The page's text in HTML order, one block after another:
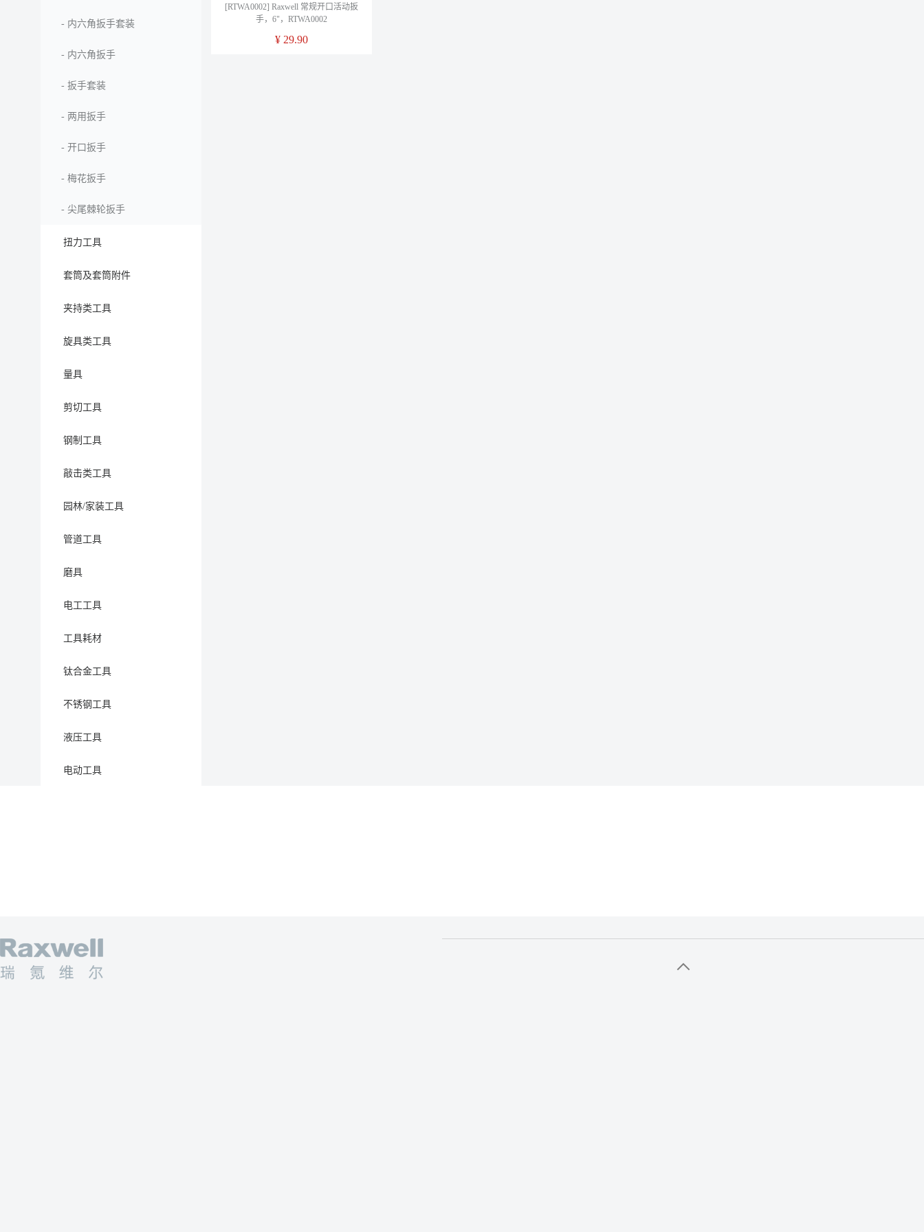
- 内六角扳手套装
- 内六角扳手
- 扳手套装
- 两用扳手
- 开口扳手
- 梅花扳手
- 尖尾棘轮扳手
扭力工具
套筒及套筒附件
夹持类工具
旋具类工具
量具
剪切工具
钢制工具
敲击类工具
园林/家装工具
管道工具
磨具
电工工具
工具耗材
钛合金工具
不锈钢工具
液压工具
电动工具
[RTWA0002] Raxwell 常规开口活动扳
手，6"，RTWA0002
¥ 29.90